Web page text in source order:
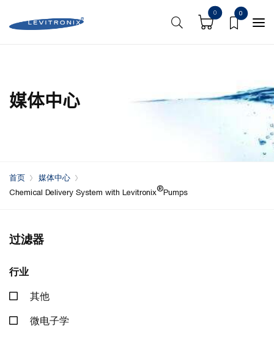
0 0
媒体中心
首页
媒体中心
Chemical Delivery System with Levitronix®Pumps
过滤器
行业
其他
微电子学